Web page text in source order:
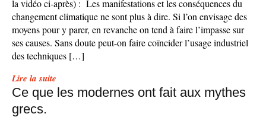
la vidéo ci-après) : Les manifestations et les conséquences du
changement climatique ne sont plus à dire. Si l’on envisage des
moyens pour y parer, en revanche on tend à faire l’impasse sur
ses causes. Sans doute peut-on faire coïncider l’usage industriel
des techniques […]
Lire la suite
Ce que les modernes ont fait aux mythes
grecs.